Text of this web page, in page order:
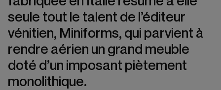
seule tout le talent de l’éditeur
vénitien, Miniforms, qui parvient à
rendre aérien un grand meuble
doté d’un imposant piètement
monolithique.